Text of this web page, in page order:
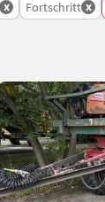
x Fortschritt x